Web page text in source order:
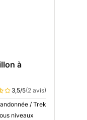
à
3,5/5(2 avis)
/ Trek
niveaux